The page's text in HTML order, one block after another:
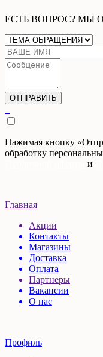
ЕСТЬ ВОПРОС? МЫ
Нажимая кнопку
обработку
и
Главная
Акции
Контакты
Магазины
Доставка
Оплата
Партнеры
Вакансии
О нас
Профиль